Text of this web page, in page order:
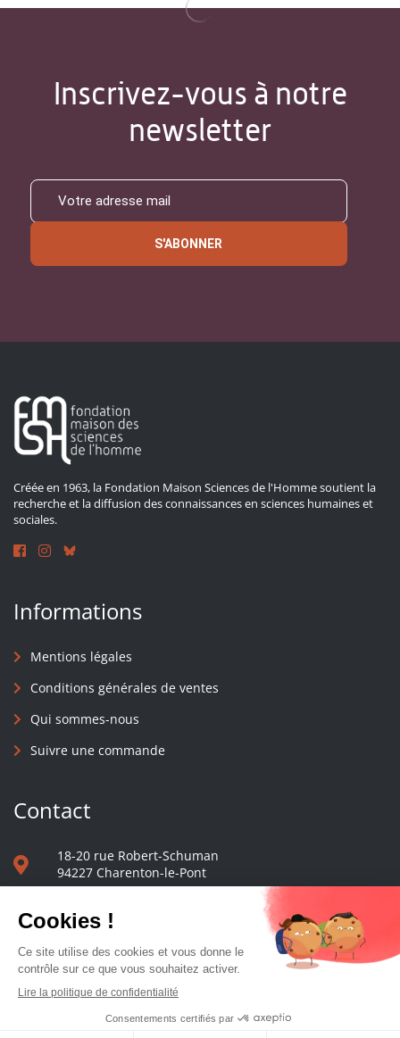
Inscrivez-vous à notre
newsletter
S'ABONNER
Créée en 1963, la Fondation Maison Sciences de l'Homme soutient la
recherche et la diffusion des connaissances en sciences humaines et
sociales.
Informations
Mentions légales
Conditions générales de ventes
Qui sommes-nous
Suivre une commande
Contact
18-20 rue Robert-Schuman
94227 Charenton-le-Pont